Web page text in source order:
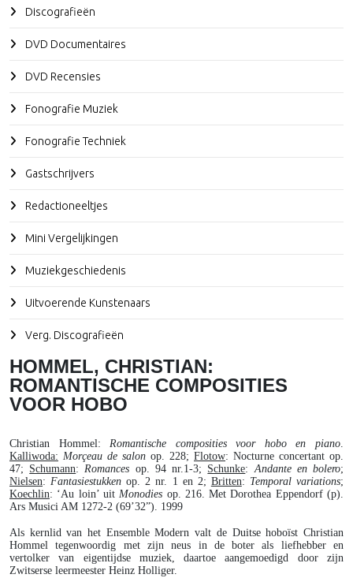
Discografieën
DVD Documentaires
DVD Recensies
Fonografie Muziek
Fonografie Techniek
Gastschrijvers
Redactioneeltjes
Mini Vergelijkingen
Muziekgeschiedenis
Uitvoerende Kunstenaars
Verg. Discografieën
HOMMEL, CHRISTIAN:
ROMANTISCHE COMPOSITIES
VOOR HOBO
Christian Hommel:Romantische composities voor hobo en piano.
Kalliwoda: Morçeau de salon op. 228; Flotow: Nocturne concertant op.
47; Schumann:Romances op. 94 nr.1-3; Schunke:Andante en bolero;
Nielsen:Fantasiestukken op. 2 nr. 1 en 2; Britten: Temporal variations;
Koechlin: ‘Au loin’ uitMonodies op. 216. Met Dorothea Eppendorf (p).
Ars Musici AM 1272-2 (69’32”). 1999
Als kernlid van het Ensemble Modern valt de Duitse hoboïst Christian
Hommel tegenwoordig met zijn neus in de boter als liefhebber en
vertolker van eigentijdse muziek, daartoe aangemoedigd door zijn
Zwitserse leermeester Heinz Holliger.